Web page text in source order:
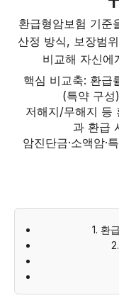
환급형암보험 기준
산정 방식, 보장범
비교해 자신에
핵심 비교축: 환급
(특약 구
저해지/무해지 등
과 환급
암진단금·소액암·
1. 환